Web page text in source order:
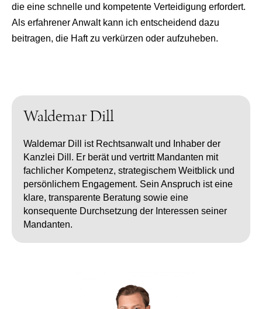
die eine schnelle und kompetente Verteidigung erfordert.
Als erfahrener Anwalt kann ich entscheidend dazu
beitragen, die Haft zu verkürzen oder aufzuheben.
Waldemar Dill
Waldemar Dill ist Rechtsanwalt und Inhaber der
Kanzlei Dill. Er berät und vertritt Mandanten mit
fachlicher Kompetenz, strategischem Weitblick und
persönlichem Engagement. Sein Anspruch ist eine
klare, transparente Beratung sowie eine
konsequente Durchsetzung der Interessen seiner
Mandanten.